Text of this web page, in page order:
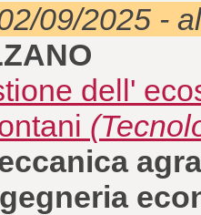
09/2025 -
dell'